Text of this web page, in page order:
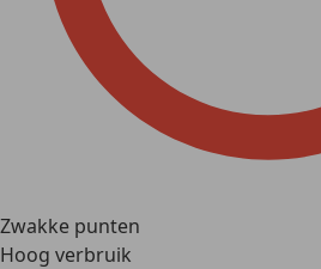
Zwakke punten
Hoog verbruik